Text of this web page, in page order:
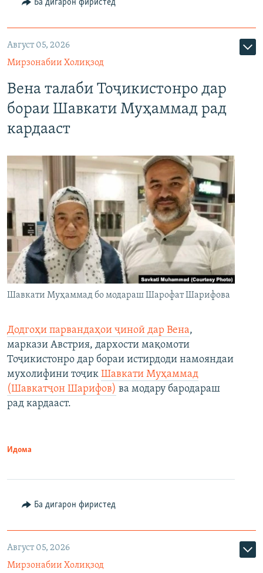
Ба дигарон фиристед
Август 05, 2026
Мирзонабии Холиқзод
Вена талаби Тоҷикистонро дар
бораи Шавкати Муҳаммад рад
кардааст
Шавкати Муҳаммад бо модараш Шарофат Шарифова
Додгоҳи парвандаҳои ҷиноӣ дар Вена,
маркази Австрия, дархости мақомоти
Тоҷикистонро дар бораи истирдоди намояндаи
мухолифини тоҷик Шавкати Муҳаммад
(Шавкатҷон Шарифов) ва модару бародараш
рад кардааст.
Идома
Ба дигарон фиристед
Август 05, 2026
Мирзонабии Холиқзод